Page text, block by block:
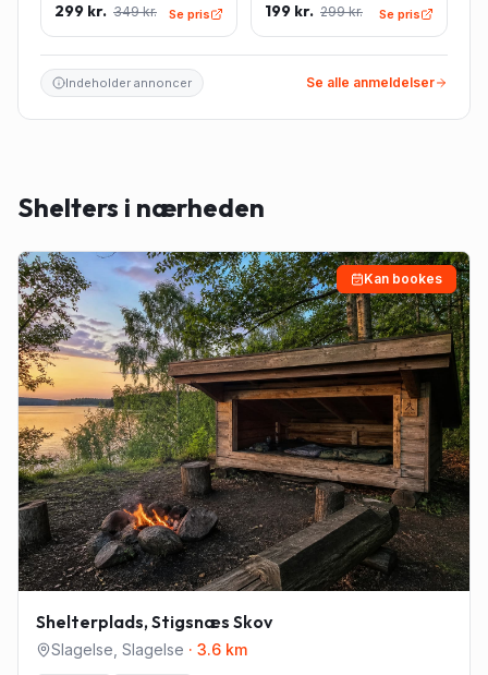
pudeindlæg -
299 kr. 349 kr. Se pris
Rektangulær - Lyseblå
199 kr. 299 kr. Se pris
Indeholder annoncer Se alle anmeldelser
Shelters i nærheden
Kan bookes
Shelterplads, Stigsnæs Skov
Slagelse Slagelse · 3.6 km